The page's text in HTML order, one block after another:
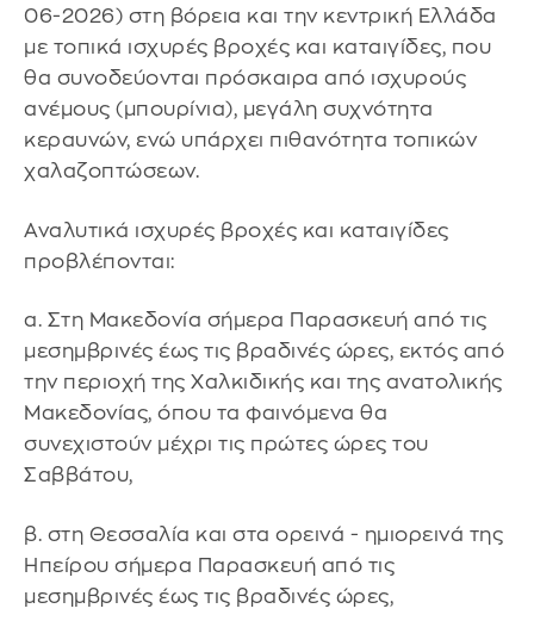
06-2026) στη βόρεια και την κεντρική Ελλάδα
με τοπικά ισχυρές βροχές και καταιγίδες, που
θα συνοδεύονται πρόσκαιρα από ισχυρούς
ανέμους (μπουρίνια), μεγάλη συχνότητα
κεραυνών, ενώ υπάρχει πιθανότητα τοπικών
χαλαζοπτώσεων.
Αναλυτικά ισχυρές βροχές και καταιγίδες
προβλέπονται:
α. Στη Μακεδονία σήμερα Παρασκευή από τις
μεσημβρινές έως τις βραδινές ώρες, εκτός από
την περιοχή της Χαλκιδικής και της ανατολικής
Μακεδονίας, όπου τα φαινόμενα θα
συνεχιστούν μέχρι τις πρώτες ώρες του
Σαββάτου,
β. στη Θεσσαλία και στα ορεινά - ημιορεινά της
Ηπείρου σήμερα Παρασκευή από τις
μεσημβρινές έως τις βραδινές ώρες,